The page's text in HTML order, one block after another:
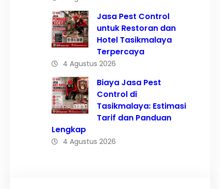
Jasa Pest Control
untuk Restoran dan
Hotel Tasikmalaya
Terpercaya
4 Agustus 2026
Biaya Jasa Pest
Control di
Tasikmalaya: Estimasi
Tarif dan Panduan
Lengkap
4 Agustus 2026